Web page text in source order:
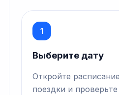
1
Выберите дату
Откройте
поездки и